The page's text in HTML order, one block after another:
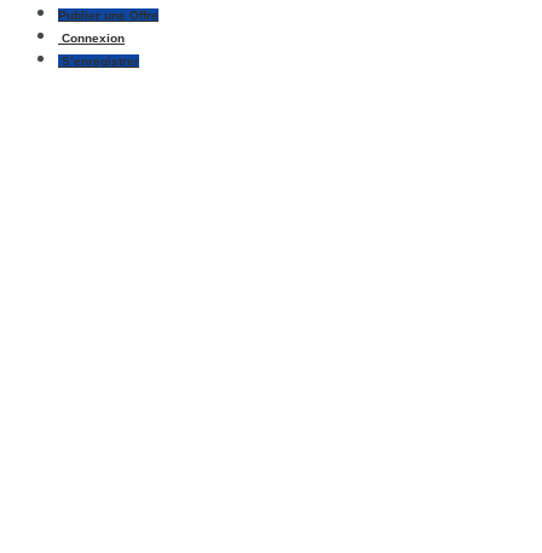
Publier une Offre
Connexion
S’enregistrer